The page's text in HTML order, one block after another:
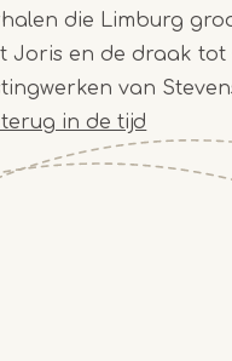
die Limburg
Joris en de draak tot
van
terug in de tijd